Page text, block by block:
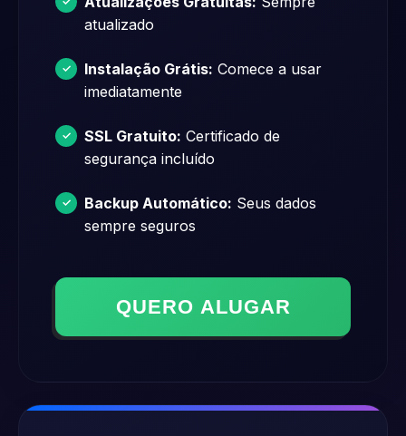
atualizado
Instalação Grátis: Comece a usar
imediatamente
SSL Gratuito: Certificado de
segurança incluído
Backup Automático: Seus dados
sempre seguros
QUERO ALUGAR